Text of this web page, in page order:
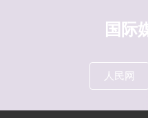
国际
人民网